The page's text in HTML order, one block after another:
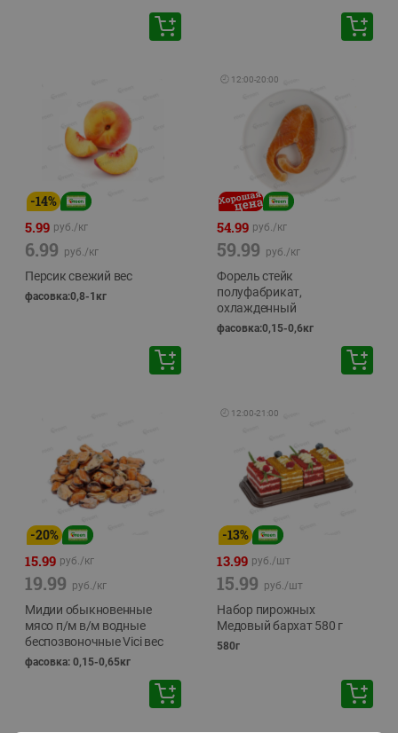
-14%
5.99 руб./кг
6.99 руб./кг
Персик свежий вес
фасовка:0,8-1кг
🕘 12:00-20:00
54.99 руб./кг
59.99 руб./кг
Форель стейк
полуфабрикат,
охлажденный
фасовка:0,15-0,6кг
-20%
15.99 руб./кг
19.99 руб./кг
Мидии обыкновенные
мясо п/м в/м водные
беспозвоночные Vici вес
фасовка: 0,15-0,65кг
🕘 12:00-21:00
-13%
13.99 руб./шт
15.99 руб./шт
Набор пирожных
Медовый бархат 580 г
580г